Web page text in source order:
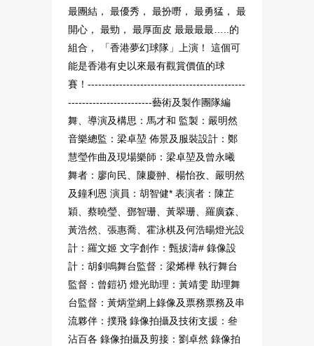
最團結， 最優秀， 最扮嘢， 最勇猛， 最
開心， 最勁， 最厚面皮 最最最最…..的
組合， 「香港夢幻球隊」上演！ 這個可
能是香港有史以來最有觀賞價值的球
賽！---------------------------------------------
------------------------藝術及製作團隊編
舞、導演及構思：馬才和 監製：嚴明然
音樂總監：梁卓堃 佈景及服裝設計：鄭
慧瑩作曲及現場樂師：梁卓堃及曾永曦
舞者：廖向民、陳慶翀、楊怡孜、嚴明然
及鐘利恩 演員：胡智健* 表演者：陳芷
穎、蔡曉瑩、鄧智珊、黃翠珊、羅廣森、
黃浩然、張惠喬、霍泳棋及何浩暘燈光設
計：羅文姬 文字創作：甄拔濤# 錄像設
計：胡釗鳴舞台監督：梁烯樺 執行舞台
監督：曾鎧礽 燈光助理：黃靖雯 助理舞
台監督：黃炳堂網上錄像及票務票務及串
流夥伴：撲飛 錄像拍攝及技術支援：叄
沾百各 錄像拍攝及剪接：劉卓然 錄像拍